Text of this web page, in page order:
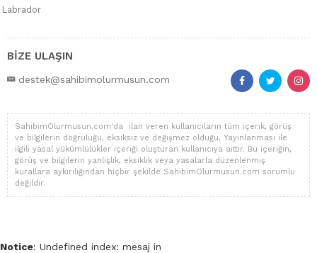
Labrador
BİZE ULAŞIN
destek@sahibimolurmusun.com
SahibimOlurmusun.com'da ilan veren kullanıcıların tüm içerik, görüş
ve bilgilerin doğruluğu, eksiksiz ve değişmez olduğu, Yayınlanması ile
ilgili yasal yükümlülükler içeriği oluşturan kullanıcıya aittir. Bu içeriğin,
görüş ve bilgilerin yanlışlık, eksiklik veya yasalarla düzenlenmiş
kurallara aykırılığından hiçbir şekilde SahibimOlurmusun.com sorumlu
değildir.
Notice: Undefined index: mesaj in